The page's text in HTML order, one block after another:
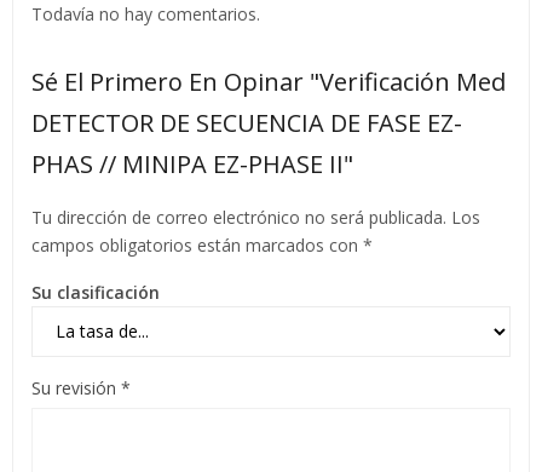
Todavía no hay comentarios.
Sé El Primero En Opinar "Verificación Med
DETECTOR DE SECUENCIA DE FASE EZ-
PHAS // MINIPA EZ-PHASE II"
Tu dirección de correo electrónico no será publicada. Los
campos obligatorios están marcados con *
Su clasificación
Su revisión *